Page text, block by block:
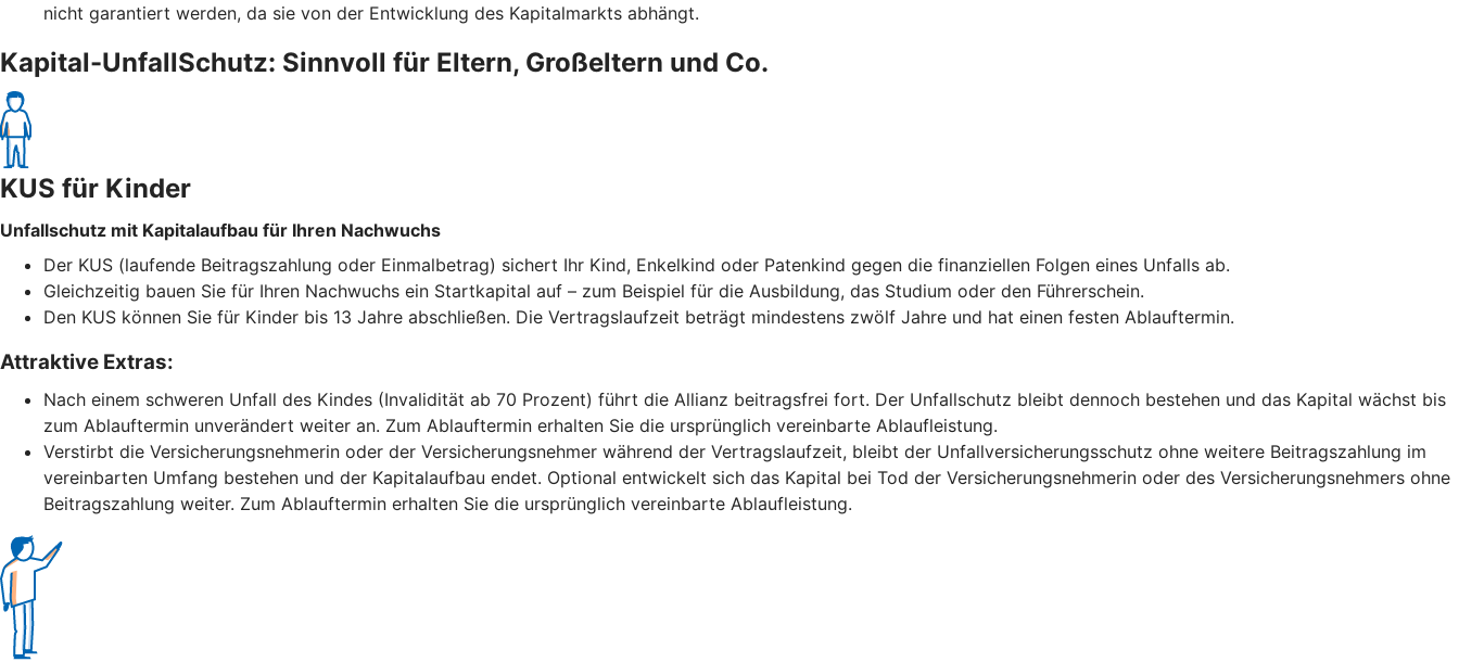
nicht garantiert werden, da sie von der Entwicklung des Kapitalmarkts abhängt.
Kapital-UnfallSchutz: Sinnvoll für Eltern, Großeltern und Co.
KUS für Kinder
Unfallschutz mit Kapitalaufbau für Ihren Nachwuchs
Der KUS (laufende Beitragszahlung oder Einmalbetrag) sichert Ihr Kind, Enkelkind oder Patenkind gegen die finanziellen Folgen eines Unfalls ab.
Gleichzeitig bauen Sie für Ihren Nachwuchs ein Startkapital auf – zum Beispiel für die Ausbildung, das Studium oder den Führerschein.
Den KUS können Sie für Kinder bis 13 Jahre abschließen. Die Vertragslaufzeit beträgt mindestens zwölf Jahre und hat einen festen Ablauftermin.
Attraktive Extras:
Nach einem schweren Unfall des Kindes (Invalidität ab 70 Prozent) führt die Allianz beitragsfrei fort. Der Unfallschutz bleibt dennoch bestehen und das Kapital wächst bis
zum Ablauftermin unverändert weiter an. Zum Ablauftermin erhalten Sie die ursprünglich vereinbarte Ablaufleistung.
Verstirbt die Versicherungsnehmerin oder der Versicherungsnehmer während der Vertragslaufzeit, bleibt der Unfallversicherungsschutz ohne weitere Beitragszahlung im
vereinbarten Umfang bestehen und der Kapitalaufbau endet. Optional entwickelt sich das Kapital bei Tod der Versicherungsnehmerin oder des Versicherungsnehmers ohne
Beitragszahlung weiter. Zum Ablauftermin erhalten Sie die ursprünglich vereinbarte Ablaufleistung.